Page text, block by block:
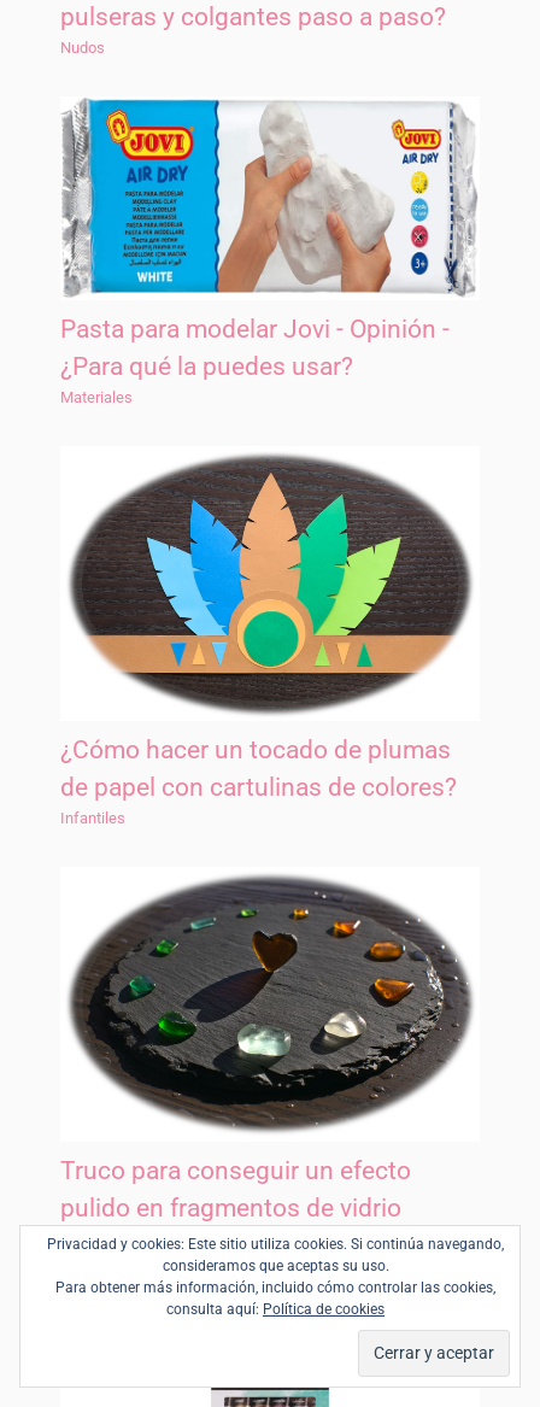
pulseras y colgantes paso a paso?
Nudos
Pasta para modelar Jovi - Opinión -
¿Para qué la puedes usar?
Materiales
¿Cómo hacer un tocado de plumas
de papel con cartulinas de colores?
Infantiles
Truco para conseguir un efecto
pulido en fragmentos de vidrio
marino
Decoración estacional
Privacidad y cookies: Este sitio utiliza cookies. Si continúa navegando,
consideramos que aceptas su uso.
Para obtener más información, incluido cómo controlar las cookies,
consulta aquí: Política de cookies